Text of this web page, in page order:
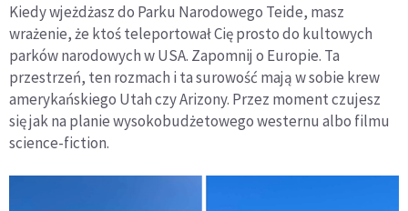
Kiedy wjeżdżasz do Parku Narodowego Teide, masz
wrażenie, że ktoś teleportował Cię prosto do kultowych
parków narodowych w USA. Zapomnij o Europie. Ta
przestrzeń, ten rozmach i ta surowość mają w sobie krew
amerykańskiego Utah czy Arizony. Przez moment czujesz
się jak na planie wysokobudżetowego westernu albo filmu
science-fiction.